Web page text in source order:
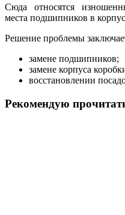
Сюда относятся
места подшипников в
Решение проблемы
замене подшипников;
замене корпуса
восстановлении
Рекомендую